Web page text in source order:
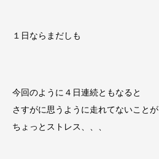
１日ならまだしも
今回のように４日連続ともなると
さすがに思うように走れてないことが
ちょっとストレス、、、